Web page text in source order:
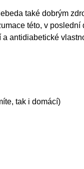
také dobrým
této, v
antidiabetické
tak i domácí)